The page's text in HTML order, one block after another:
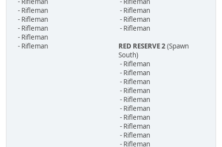
- Rifleman
- Rifleman
- Rifleman
- Rifleman
- Rifleman
- Rifleman
- Rifleman
- Rifleman
RED RESERVE 2(Spawn
South)
- Rifleman
- Rifleman
- Rifleman
- Rifleman
- Rifleman
- Rifleman
- Rifleman
- Rifleman
- Rifleman
- Rifleman